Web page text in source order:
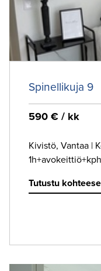
Spinellikuja 9
590 € / kk
Kivistö, Vantaa |
Tutustu